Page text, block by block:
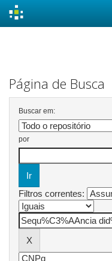
Página de Busca
Buscar em:
por
Filtros correntes: